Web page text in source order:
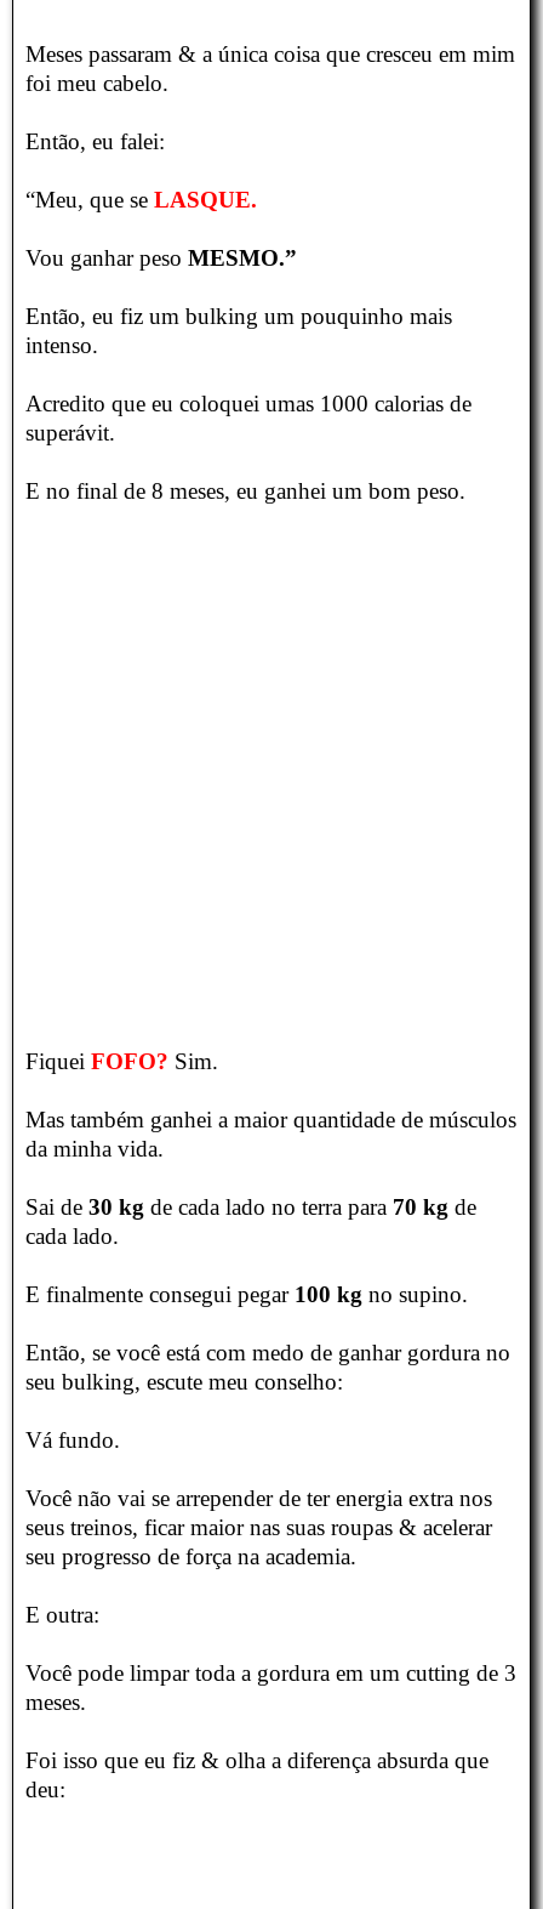
Meses passaram & a única coisa que cresceu em mim
foi meu cabelo.
Então, eu falei:
“Meu, que se LASQUE.
Vou ganhar peso MESMO.”
Então, eu fiz um bulking um pouquinho mais
intenso.
Acredito que eu coloquei umas 1000 calorias de
superávit.
E no final de 8 meses, eu ganhei um bom peso.
Fiquei FOFO? Sim.
Mas também ganhei a maior quantidade de músculos
da minha vida.
Sai de 30 kg de cada lado no terra para 70 kg de
cada lado.
E finalmente consegui pegar 100 kg no supino.
Então, se você está com medo de ganhar gordura no
seu bulking, escute meu conselho:
Vá fundo.
Você não vai se arrepender de ter energia extra nos
seus treinos, ficar maior nas suas roupas & acelerar
seu progresso de força na academia.
E outra:
Você pode limpar toda a gordura em um cutting de 3
meses.
Foi isso que eu fiz & olha a diferença absurda que
deu: